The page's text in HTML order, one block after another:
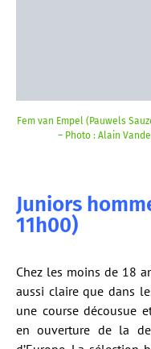
Fem van Empel (Pauwels
– Photo : Alain
Juniors
11h00)
Chez les moins de 18
aussi claire que dans
une course décousue
en ouverture de la